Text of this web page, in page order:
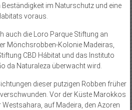
im Naturschutz und eine
voraus.
auch die Loro Parque Stiftung an
Mönchsrobben-Kolonie Madeiras,
CBD Hábitat und das Instituto
da Naturaleza überwacht wird.
dieser putzigen Robben früher
Vor der Küste Marokkos
auf Madeira, den Azoren